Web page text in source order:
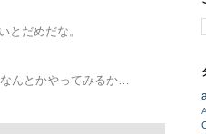
とだめだな。
んとかやってみるか…